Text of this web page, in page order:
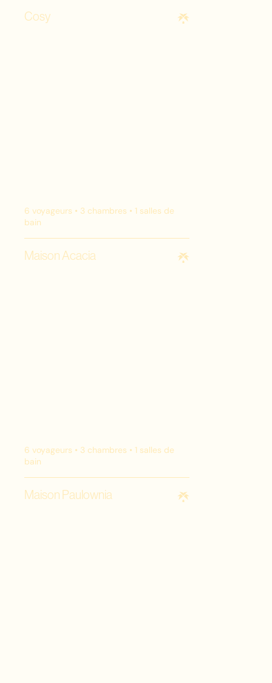
Cosy
6 voyageurs • 3 chambres • 1 salles de
bain
Maison Acacia
6 voyageurs • 3 chambres • 1 salles de
bain
Maison Paulownia